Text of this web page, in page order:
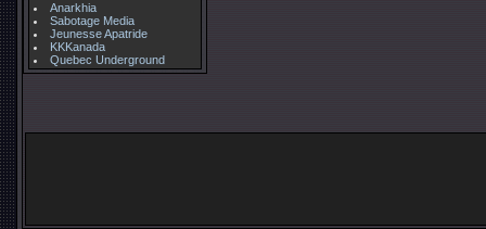
Anarkhia
Sabotage Media
Jeunesse Apatride
KKKanada
Quebec Underground